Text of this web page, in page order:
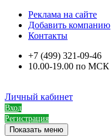
Реклама на сайте
Добавить компанию
Контакты
+7 (499) 321-09-46
10.00-19.00 по МСК
Личный кабинет
Вход
Регистрация
Показать меню